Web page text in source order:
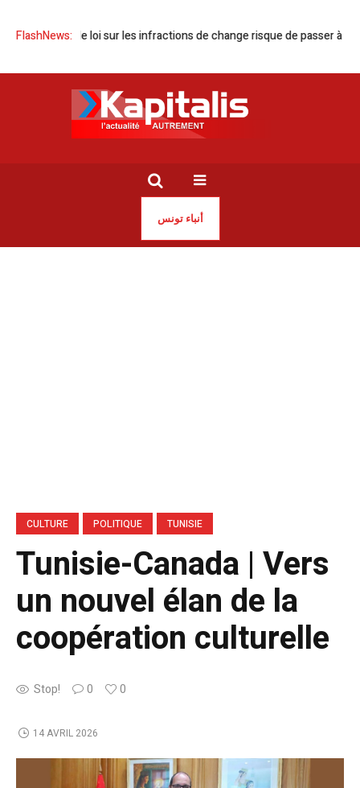
FlashNews:
projet de loi sur les infractions de change risque de passer à la trappe
أنباء تونس
CULTURE POLITIQUE TUNISIE
Tunisie-Canada | Vers
un nouvel élan de la
coopération culturelle
Stop! 0 0
14 AVRIL 2026